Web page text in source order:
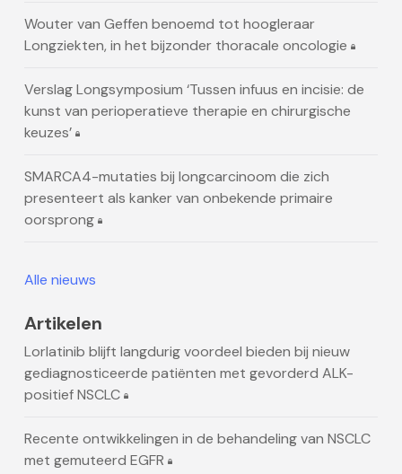
Wouter van Geffen benoemd tot hoogleraar
Longziekten, in het bijzonder thoracale oncologie
Verslag Longsymposium ‘Tussen infuus en incisie: de
kunst van perioperatieve therapie en chirurgische
keuzes’
SMARCA4-mutaties bij longcarcinoom die zich
presenteert als kanker van onbekende primaire
oorsprong
Alle nieuws
Artikelen
Lorlatinib blijft langdurig voordeel bieden bij nieuw
gediagnosticeerde patiënten met gevorderd ALK-
positief NSCLC
Recente ontwikkelingen in de behandeling van NSCLC
met gemuteerd EGFR